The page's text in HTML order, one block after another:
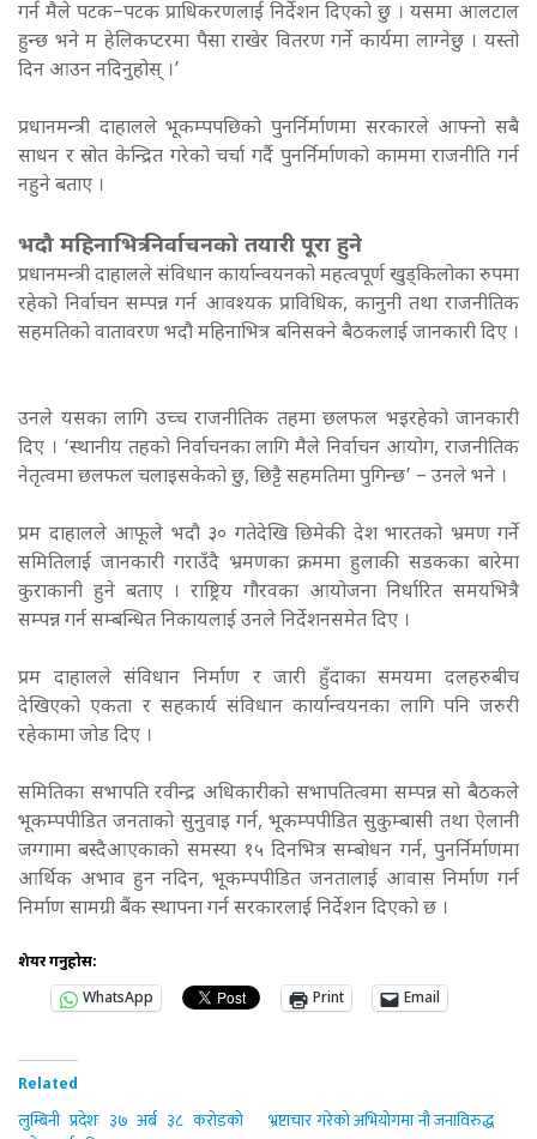
गर्न मैले पटक–पटक प्राधिकरणलाई निर्देशन दिएको छु । यसमा आलटाल
हुन्छ भने म हेलिकप्टरमा पैसा राखेर वितरण गर्ने कार्यमा लाग्नेछु । यस्तो
दिन आउन नदिनुहोस् ।’
प्रधानमन्त्री दाहालले भूकम्पपछिको पुनर्निर्माणमा सरकारले आफ्नो सबै
साधन र स्रोत केन्द्रित गरेको चर्चा गर्दै पुनर्निर्माणको काममा राजनीति गर्न
नहुने बताए ।
भदौ महिनाभित्र निर्वाचनको तयारी पूरा हुने
प्रधानमन्त्री दाहालले संविधान कार्यान्वयनको महत्वपूर्ण खुड्किलोका रुपमा
रहेको निर्वाचन सम्पन्न गर्न आवश्यक प्राविधिक, कानुनी तथा राजनीतिक
सहमतिको वातावरण भदौ महिनाभित्र बनिसक्ने बैठकलाई जानकारी दिए ।
उनले यसका लागि उच्च राजनीतिक तहमा छलफल भइरहेको जानकारी
दिए । ‘स्थानीय तहको निर्वाचनका लागि मैले निर्वाचन आयोग, राजनीतिक
नेतृत्वमा छलफल चलाइसकेको छु, छिट्टै सहमतिमा पुगिन्छ’ – उनले भने ।
प्रम दाहालले आफूले भदौ ३० गतेदेखि छिमेकी देश भारतको भ्रमण गर्ने
समितिलाई जानकारी गराउँदै भ्रमणका क्रममा हुलाकी सडकका बारेमा
कुराकानी हुने बताए । राष्ट्रिय गौरवका आयोजना निर्धारित समयभित्रै
सम्पन्न गर्न सम्बन्धित निकायलाई उनले निर्देशनसमेत दिए ।
प्रम दाहालले संविधान निर्माण र जारी हुँदाका समयमा दलहरुबीच
देखिएको एकता र सहकार्य संविधान कार्यान्वयनका लागि पनि जरुरी
रहेकामा जोड दिए ।
समितिका सभापति रवीन्द्र अधिकारीको सभापतित्वमा सम्पन्न सो बैठकले
भूकम्पपीडित जनताको सुनुवाइ गर्न, भूकम्पपीडित सुकुम्बासी तथा ऐलानी
जग्गामा बस्दैआएकाको समस्या १५ दिनभित्र सम्बोधन गर्न, पुनर्निर्माणमा
आर्थिक अभाव हुन नदिन, भूकम्पपीडित जनतालाई आवास निर्माण गर्न
निर्माण सामग्री बैंक स्थापना गर्न सरकारलाई निर्देशन दिएको छ ।
शेयर गर्नुहोस:
WhatsApp
Print Email
Related
लुम्बिनी प्रदेशः ३७ अर्ब ३८ करोडको
भ्रष्टाचार गरेको अभियोगमा नौ जनाविरुद्ध